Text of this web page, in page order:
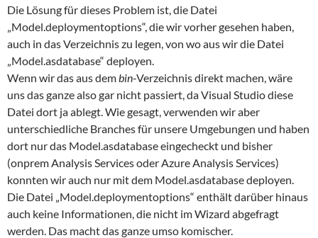
Die Lösung für dieses Problem ist, die Datei
„Model.deploymentoptions“, die wir vorher gesehen haben,
auch in das Verzeichnis zu legen, von wo aus wir die Datei
„Model.asdatabase“ deployen.
Wenn wir das aus dem bin-Verzeichnis direkt machen, wäre
uns das ganze also gar nicht passiert, da Visual Studio diese
Datei dort ja ablegt. Wie gesagt, verwenden wir aber
unterschiedliche Branches für unsere Umgebungen und haben
dort nur das Model.asdatabase eingecheckt und bisher
(onprem Analysis Services oder Azure Analysis Services)
konnten wir auch nur mit dem Model.asdatabase deployen.
Die Datei „Model.deploymentoptions“ enthält darüber hinaus
auch keine Informationen, die nicht im Wizard abgefragt
werden. Das macht das ganze umso komischer.